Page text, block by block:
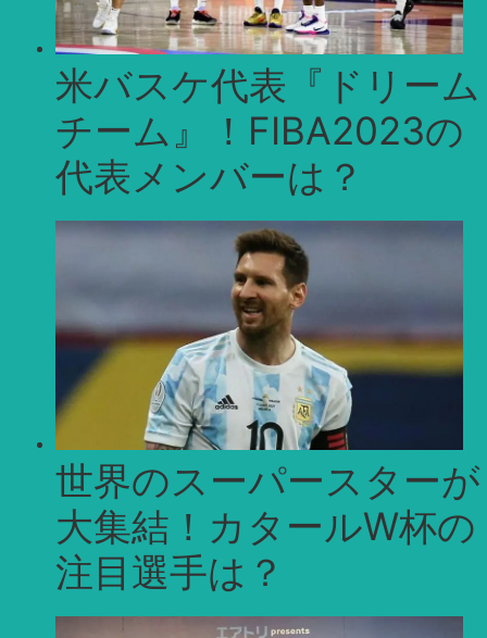
米バスケ代表『ドリーム
チーム』！FIBA2023の
代表メンバーは？
世界のスーパースターが
大集結！カタールW杯の
注目選手は？